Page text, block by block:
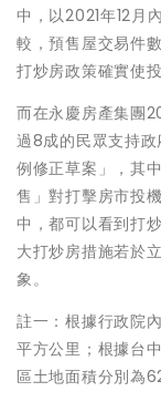
中，以2021年12月
較，預售屋交易件
打炒房政策確實使
而在永慶房產集團
過8成的民眾支持
例修正草案」，其
售」對打擊房市投
中，都可以看到打
大打炒房措施若於
象。
註一：根據行政院
平方公里；根據台
區土地面積分別為